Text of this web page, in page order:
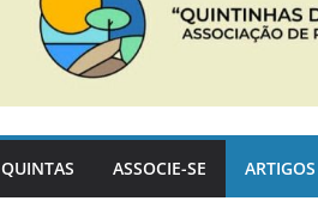
ASSOCIE-SE ARTIGOS